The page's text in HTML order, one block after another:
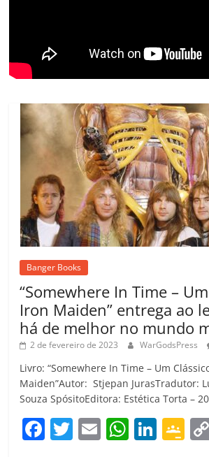
m
Banger Books
“Somewhere In Time –
Iron Maiden” entrega ao
há de melhor no mundo
2 de fevereiro de 2023 WarGodsPress
Livro: “Somewhere In Time – Um
Maiden”Autor: Stjepan JurasTradutor:
Souza SpósitoEditora: Estética Torta –
F T E W Li G